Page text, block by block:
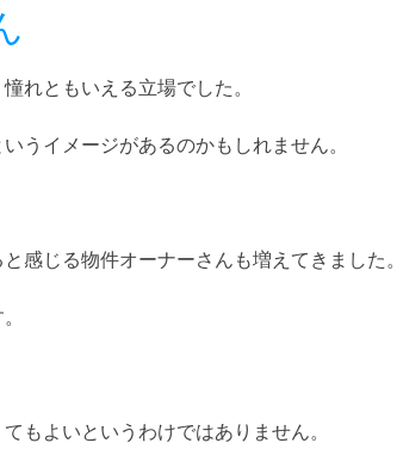
れともいえる立場でした。
うイメージがあるのかもしれません。
感じる物件オーナーさんも増えてきました。
もよいというわけではありません。